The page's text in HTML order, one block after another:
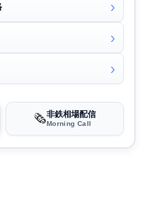
🗞️非鉄相場配信
Morning Call